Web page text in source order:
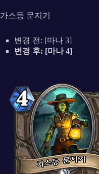
가스등 문지기
변경 전: [마나 3]
변경 후: [마나 4]